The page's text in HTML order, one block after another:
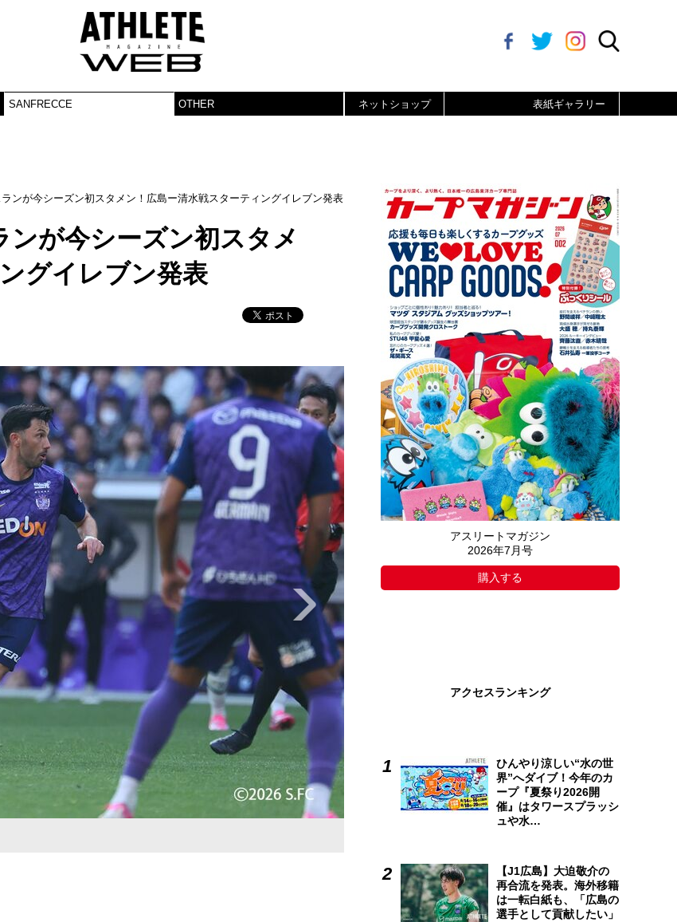
SANFRECCE OTHER ネットショップ 表紙ギャラリー
ランが今シーズン初スタメン！広島ー清水戦スターティングイレブン発表
ンが今シーズン初スタメ
グイレブン発表
アスリートマガジン
2026年7月号
購入する
アクセスランキング
ひんやり涼しい“水の世
界”へダイブ！今年のカ
ープ『夏祭り2026開
催』はタワースプラッシ
ュや水…
【J1広島】大迫敬介の
再合流を発表。海外移籍
は一転白紙も、「広島の
選手として貢献したい」